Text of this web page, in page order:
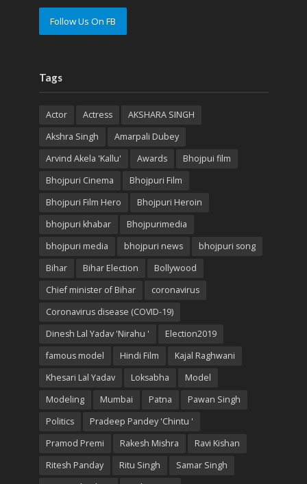
Follow Us On FB
Tags
Actor Actress
AKSHARA SINGH
Akshra Singh
Amarpali Dubey
Arvind Akela 'Kallu'
Awards
Bhojpui film
Bhojpuri Cinema
Bhojpuri Film
Bhojpuri Film Hero
Bhojpuri Heroin
bhojpuri khabar
Bhojpurimedia
bhojpuri media
bhojpuri news
bhojpuri song
Bihar
Bihar Election
Bollywood
Chief minister of Bihar
coronavirus
Coronavirus disease (COVID-19)
Dinesh Lal Yadav 'Nirahu '
Election2019
famous model
Hindi Film
Kajal Raghwani
Khesari Lal Yadav
Loksabha
Model
Modeling
Mumbai Patna
Pawan Singh
Politics
Pradeep Pandey 'Chintu '
Pramod Premi
Rakesh Mishra
Ravi Kishan
Ritesh Panday
Ritu Singh
Samar Singh